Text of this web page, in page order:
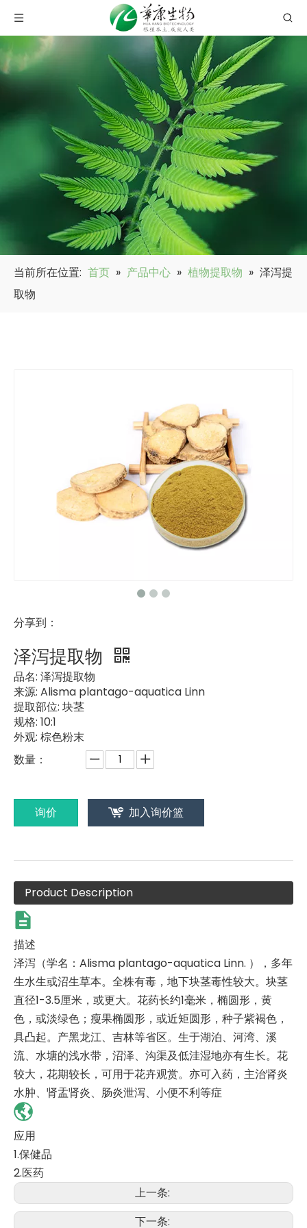
当前所在位置: 首页 » 产品中心 » 植物提取物 » 泽泻提
取物
分享到：
泽泻提取物
品名: 泽泻提取物
来源: Alisma plantago-aquatica Linn
提取部位: 块茎
规格: 10:1
外观: 棕色粉末
数量：
询价 加入询价篮
Product Description
描述
泽泻（学名：Alisma plantago-aquatica Linn. ），多年
生水生或沼生草本。全株有毒，地下块茎毒性较大。块茎
直径1-3.5厘米，或更大。花药长约1毫米，椭圆形，黄
色，或淡绿色；瘦果椭圆形，或近矩圆形，种子紫褐色，
具凸起。产黑龙江、吉林等省区。生于湖泊、河湾、溪
流、水塘的浅水带，沼泽、沟渠及低洼湿地亦有生长。花
较大，花期较长，可用于花卉观赏。亦可入药，主治肾炎
水肿、肾盂肾炎、肠炎泄泻、小便不利等症
应用
1.保健品
2.医药
上一条:
下一条: